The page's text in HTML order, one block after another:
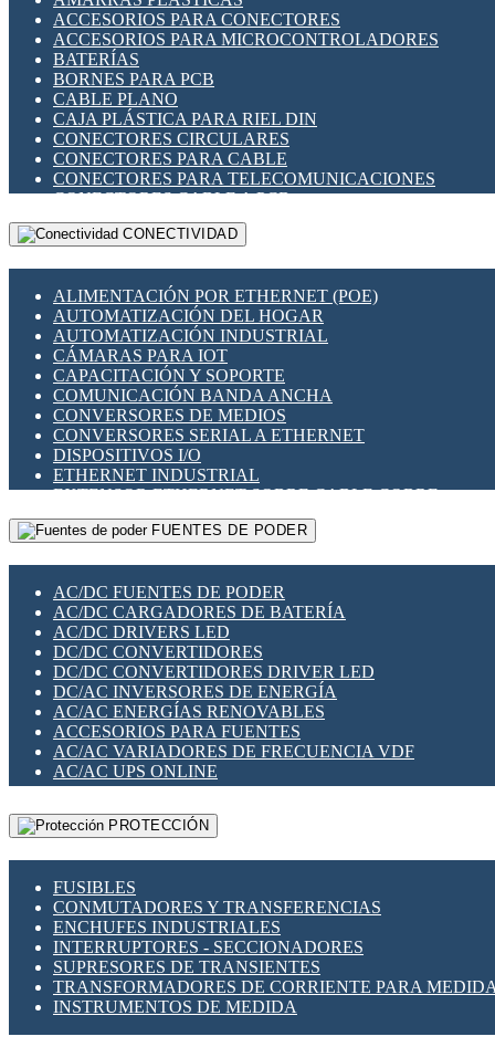
INDICADORES PARA PANEL
INTERFACES DE RELÉ
INTERRUPTORES FIN DE CARRERA
LLAVES CONMUTADORAS
MEDIDORES DE ENERGÍA Y TC'S DE CORRIENTE
MOTORES PASO A PASO
PANTALLAS HMI
PLC -CONTROLADORES LÓGICO PROGRAMABLES
PROGRAMADORES DE HORARIO
RELÉS DE PROTECCIÓN
SENSORES CAPACITIVOS
SENSORES INDUCTIVOS
TEMPORIZADORES
VARIACS
VARIADORES DE FRECUENCIA [VDF]
SECCIONADORES - INTERRUPTORES
MAQUINARIA
ACCESORIOS PARA CONECTORES
ACCESORIOS PARA MICROCONTROLADORES
BATERÍAS
BORNES PARA PCB
CABLE PLANO
CAJA PLÁSTICA PARA RIEL DIN
CONECTORES CIRCULARES
CONECTORES PARA CABLE
CONECTORES PARA TELECOMUNICACIONES
CONECTORES CABLE A PCB
CONECTORES PCB A CABLE
DIP SWITCHES
HERRAMIENTAS VARIAS
ILUMINACIÓN LED
INTERRUPTORES REED
INTERFACES DE RELÉ
OTROS RELÉS
PROTECCIÓN TÉRMICA
RELÉS AUTOMOTRICES
RELÉS DE SEÑAL
RELÉS DE ESTADO SÓLIDO SSR
RELÉS INDUSTRIALES
RELÉS MINIATURA DE POTENCIA
SENSORES MAGNÉTICOS
SWITCH Y MICROSWITCH
TARJETAS PI
UNIÓN Y DERIVACIÓN DE CABLE
CONECTIVIDAD
ALIMENTACIÓN POR ETHERNET (POE)
AUTOMATIZACIÓN DEL HOGAR
AUTOMATIZACIÓN INDUSTRIAL
CÁMARAS PARA IOT
CAPACITACIÓN Y SOPORTE
COMUNICACIÓN BANDA ANCHA
CONVERSORES DE MEDIOS
CONVERSORES SERIAL A ETHERNET
DISPOSITIVOS I/O
ETHERNET INDUSTRIAL
EXTENSOR ETHERNET SOBRE CABLE COBRE
GATEWAY LORAWAN
GESTIÓN DE REDES
PLACAS MODULARES IOT
SWITCHES Y REDES WIFI
SOLUCIONES IOT
SOLUCIONES LORAWAN
SOLUCIONES RED CELULAR
SEGURIDAD PARA REDES
SWITCHES LAN
TELEFONÍA IP (VOIP)
VIGILANCIA IP (CCTV)
MESHTASTIC
FUENTES DE PODER
AC/DC FUENTES DE PODER
AC/DC CARGADORES DE BATERÍA
AC/DC DRIVERS LED
DC/DC CONVERTIDORES
DC/DC CONVERTIDORES DRIVER LED
DC/AC INVERSORES DE ENERGÍA
AC/AC ENERGÍAS RENOVABLES
ACCESORIOS PARA FUENTES
AC/AC VARIADORES DE FRECUENCIA VDF
AC/AC UPS ONLINE
PROTECCIÓN
FUSIBLES
CONMUTADORES Y TRANSFERENCIAS
ENCHUFES INDUSTRIALES
INTERRUPTORES - SECCIONADORES
SUPRESORES DE TRANSIENTES
TRANSFORMADORES DE CORRIENTE PARA
INSTRUMENTOS DE MEDIDA